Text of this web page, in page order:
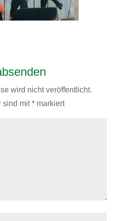
wird nicht veröffentlicht.
sind mit*markiert